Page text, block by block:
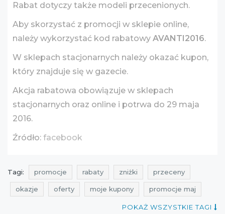
Rabat dotyczy także modeli przecenionych.
Aby skorzystać z promocji w sklepie online,
należy wykorzystać kod rabatowy AVANTI2016.
W sklepach stacjonarnych należy okazać kupon,
który znajduje się w gazecie.
Akcja rabatowa obowiązuje w sklepach
stacjonarnych oraz online i potrwa do 29 maja
2016.
Źródło: facebook
Tagi: promocje rabaty zniżki przeceny
okazje oferty moje kupony promocje maj
kupony rabatowe
POKAŻ WSZYSTKIE TAGI